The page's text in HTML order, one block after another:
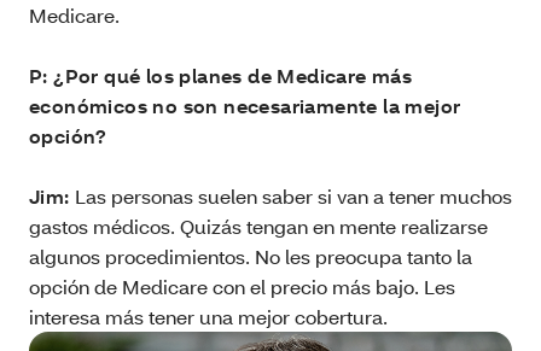
Medicare.
P: ¿Por qué los planes de Medicare más
económicos no son necesariamente la mejor
opción?
Jim: Las personas suelen saber si van a tener muchos
gastos médicos. Quizás tengan en mente realizarse
algunos procedimientos. No les preocupa tanto la
opción de Medicare con el precio más bajo. Les
interesa más tener una mejor cobertura.